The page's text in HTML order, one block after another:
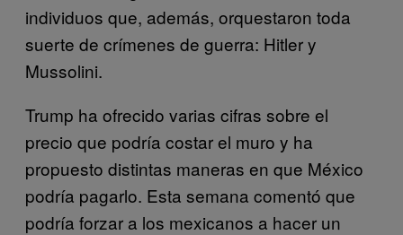
individuos que, además, orquestaron toda
suerte de crímenes de guerra: Hitler y
Mussolini.
Trump ha ofrecido varias cifras sobre el
precio que podría costar el muro y ha
propuesto distintas maneras en que México
podría pagarlo. Esta semana comentó que
podría forzar a los mexicanos a hacer un